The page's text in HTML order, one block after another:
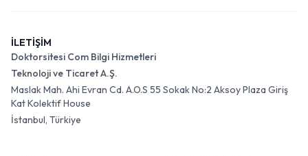
İLETİŞİM
Doktorsitesi Com Bilgi Hizmetleri
Teknoloji ve Ticaret A.Ş.
Maslak Mah. Ahi Evran Cd. A.O.S 55 Sokak No:2 Aksoy Plaza Giriş
Kat Kolektif House
İstanbul, Türkiye